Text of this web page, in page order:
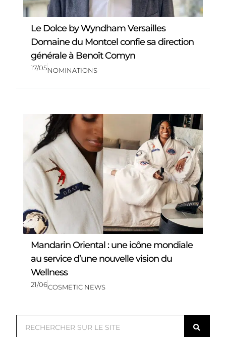
Le Dolce by Wyndham Versailles
Domaine du Montcel confie sa direction
générale à Benoît Comyn
17/05NOMINATIONS
Mandarin Oriental : une icône mondiale
au service d’une nouvelle vision du
Wellness
21/06COSMETIC NEWS